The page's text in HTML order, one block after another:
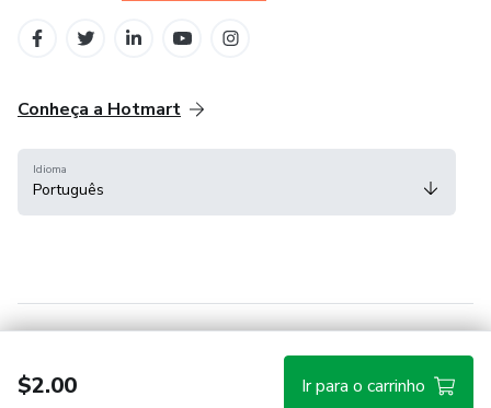
$2.00 Ir para o carrinho
Conheça a Hotmart
Idioma
Português